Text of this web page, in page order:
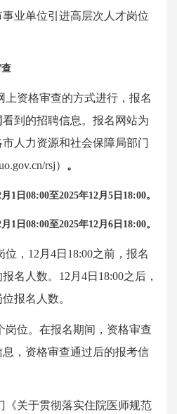
业单位引进高层次人才岗位
查
上资格审查的方式进行，报名
看到的招聘信息。报名网站为
人力资源和社会保障局部门
rsj） 。
1日08:00至2025年12月5日18:00。
1日08:00至2025年12月6日18:00。
，12月4日18:00之前，报名
名人数。12月4日18:00之后，
报名人数。
岗位。在报名期间，资格审查
，资格审查通过后的报考信
《关于贯彻落实住院医师规范